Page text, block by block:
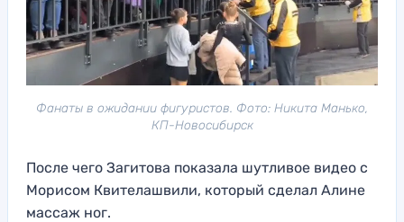
Фанаты в ожидании фигуристов. Фото: Никита Манько,
КП-Новосибирск
После чего Загитова показала шутливое видео с
Морисом Квителашвили, который сделал Алине
массаж ног.